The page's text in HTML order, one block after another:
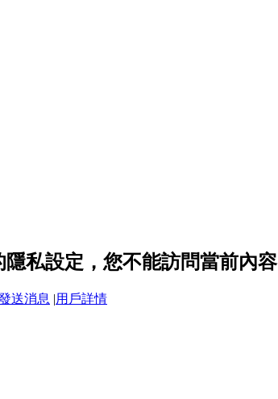
隱私設定，您不能訪問當前內容
送消息 |用戶詳情